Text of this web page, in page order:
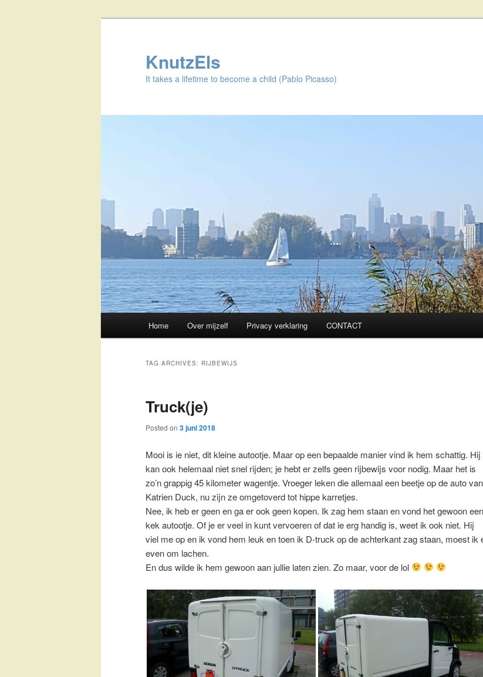
KnutzEls
It takes a lifetime to become a child (Pablo Picasso)
Skip
content
Skip
content
Home Over mijzelf Privacy verklaring CONTACT
TAG ARCHIVES: RIJBEWIJS
Truck(je)
Posted on 3 juni 2018
Mooi is ie niet, dit kleine autootje. Maar op een bepaalde manier vind ik hem schattig. Hij
kan ook helemaal niet snel rijden; je hebt er zelfs geen rijbewijs voor nodig. Maar het is
zo’n grappig 45 kilometer wagentje. Vroeger leken die allemaal een beetje op de auto van
Katrien Duck, nu zijn ze omgetoverd tot hippe karretjes.
Nee, ik heb er geen en ga er ook geen kopen. Ik zag hem staan en vond het gewoon een
kek autootje. Of je er veel in kunt vervoeren of dat ie erg handig is, weet ik ook niet. Hij
viel me op en ik vond hem leuk en toen ik D-truck op de achterkant zag staan, moest ik
even om lachen.
En dus wilde ik hem gewoon aan jullie laten zien. Zo maar, voor de lol